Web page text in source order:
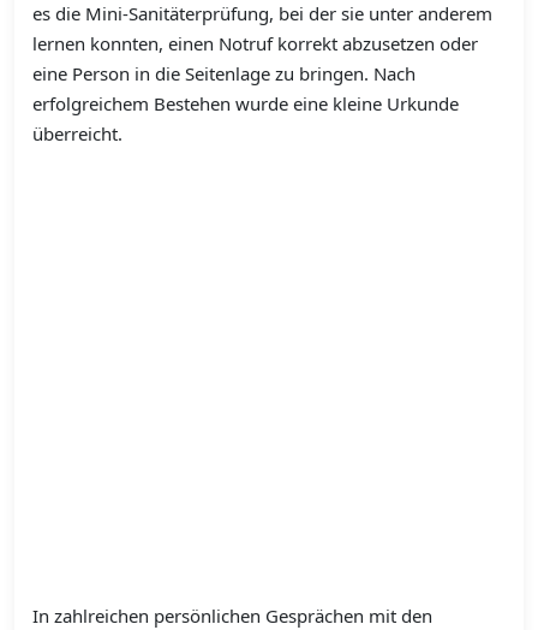
es die Mini-Sanitäterprüfung, bei der sie unter anderem
lernen konnten, einen Notruf korrekt abzusetzen oder
eine Person in die Seitenlage zu bringen. Nach
erfolgreichem Bestehen wurde eine kleine Urkunde
überreicht.
In zahlreichen persönlichen Gesprächen mit den